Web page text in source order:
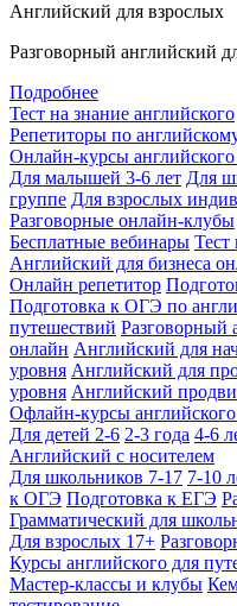
Английский для взрослых
Разговорный английский
Подробнее
Тест на знание английского
Репетиторы по
Онлайн-курсы английского
Для малышей 3-6 лет Для
группе Для взрослых
Разговорные онлайн-клубы
Бесплатные вебинары Тест
Английский для бизнеса
Онлайн репетитор
Подготовка к ОГЭ по
путешествий Разговорный
онлайн Английский для
уровня Английский для
уровня Английский
Офлайн-курсы английского
Для детей 2-6 2-3 года 4-6
Английский с носителем
Для школьников 7-17 7-10
к ОГЭ Подготовка к ЕГЭ
Грамматический для
Для взрослых 17+
Курсы английского для
Мастер-классы и клубы